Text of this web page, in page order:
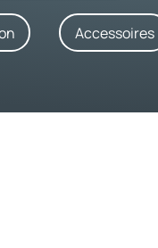
Accessoires